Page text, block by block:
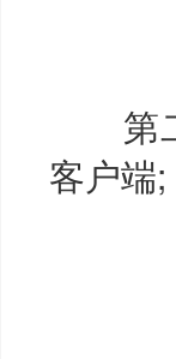
第二
客户端;